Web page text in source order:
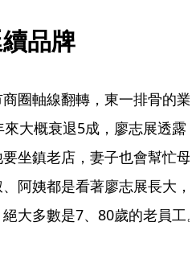
品牌
圈軸線翻轉，東一排骨的業
大概衰退5成，廖志展透露
坐鎮老店，妻子也會幫忙母
阿姨都是看著廖志展長大，
大多數是7、80歲的老員工